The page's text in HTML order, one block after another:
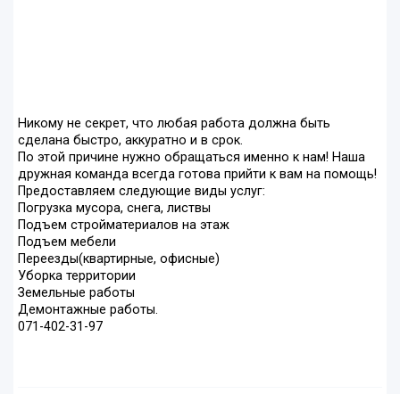
Никому не секрет, что любая работа должна быть
сделана быстро, аккуратно и в срок.
По этой причине нужно обращаться именно к нам! Наша
дружная команда всегда готова прийти к вам на помощь!
Предоставляем следующие виды услуг:
Погрузка мусора, снега, листвы
Подъем стройматериалов на этаж
Подъем мебели
Переезды(квартирные, офисные)
Уборка территории
Земельные работы
Демонтажные работы.
071-402-31-97